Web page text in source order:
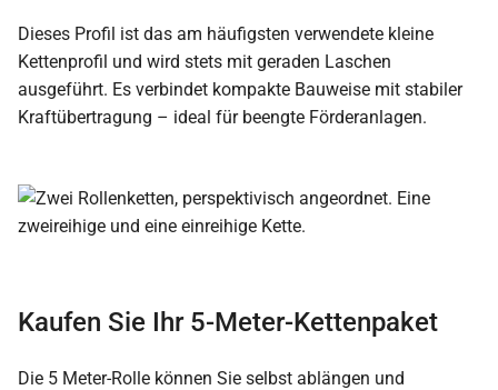
Dieses Profil ist das am häufigsten verwendete kleine
Kettenprofil und wird stets mit geraden Laschen
ausgeführt. Es verbindet kompakte Bauweise mit stabiler
Kraftübertragung – ideal für beengte Förderanlagen.
Kaufen Sie Ihr 5-Meter-Kettenpaket
Die 5 Meter-Rolle können Sie selbst ablängen und